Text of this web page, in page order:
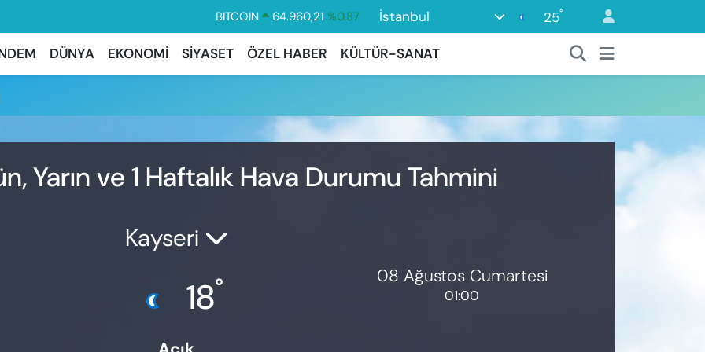
BITCOIN 64.960,21 %0.87
DOLAR
47,7436
%0.18
EURO
55,2510 %0.32
GRAM ALTIN
6648.99 %2.59
İstanbul 25°
DÜNYA EKONOMİ SİYASET ÖZEL HABER KÜLTÜR-SANAT
Yarın ve 1 Haftalık Hava Durumu Tahmini
Kayseri
18° 08 Ağustos Cumartesi
01:00